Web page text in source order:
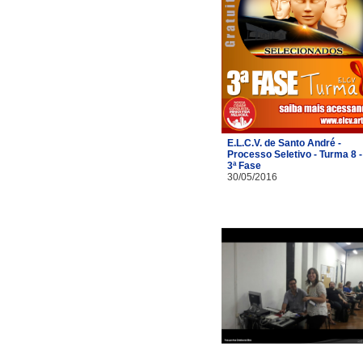
E.L.C.V. de Santo André -
Processo Seletivo - Turma 8 -
3ª Fase
30/05/2016